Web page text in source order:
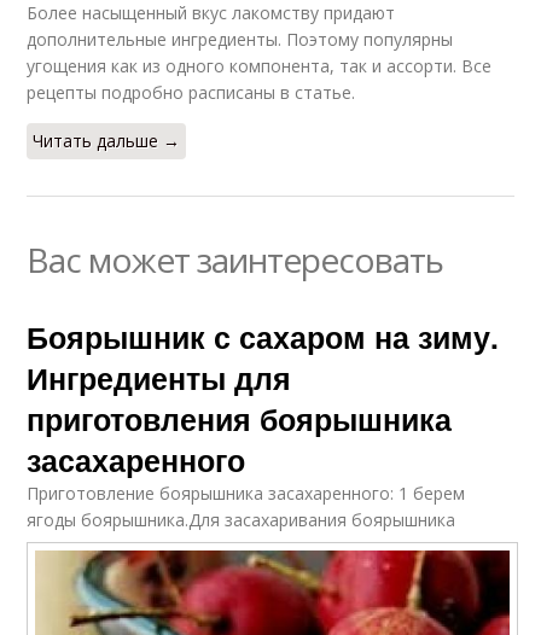
Более насыщенный вкус лакомству придают
дополнительные ингредиенты. Поэтому популярны
угощения как из одного компонента, так и ассорти. Все
рецепты подробно расписаны в статье.
Читать дальше →
Вас может заинтересовать
Боярышник с сахаром на зиму.
Ингредиенты для
приготовления боярышника
засахаренного
Приготовление боярышника засахаренного: 1 берем
ягоды боярышника.Для засахаривания боярышника